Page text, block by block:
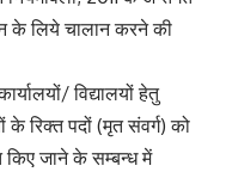
के लिये चालान करने की
विद्यालयों हेतु
के रिक्त पदों (मृत संवर्ग) को
किए जाने के सम्बन्ध में